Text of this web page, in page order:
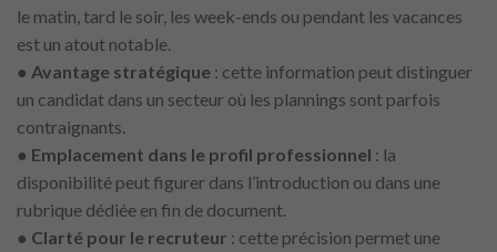
le matin, tard le soir, les week-ends ou pendant les vacances
est un atout notable.
● Avantage stratégique : cette information peut distinguer
un candidat dans un secteur où les plannings sont parfois
contraignants.
● Emplacement dans le profil professionnel : la
disponibilité peut figurer dans l’introduction ou dans une
rubrique dédiée en fin de document.
● Clarté pour le recruteur : cette précision permet une